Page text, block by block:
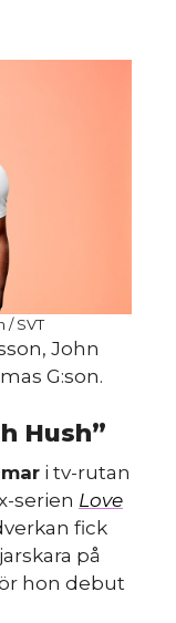
/ SVT
John
G:son.
Hush”
i tv-rutan
serien Love
fick
på
hon debut